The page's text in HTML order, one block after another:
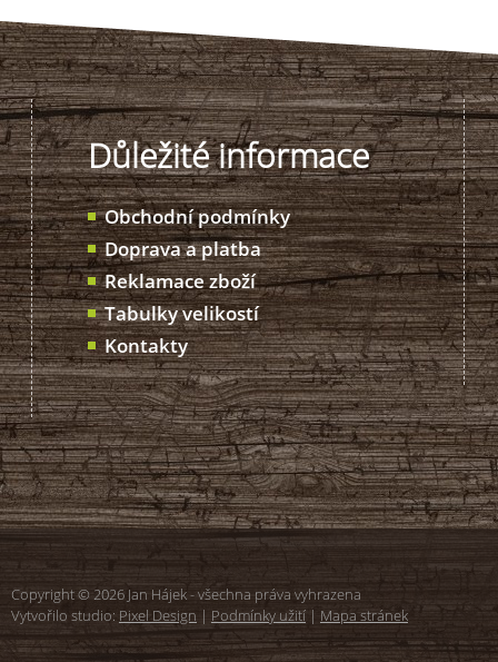
Důležité informace
Obchodní podmínky
Doprava a platba
Reklamace zboží
Tabulky velikostí
Kontakty
Copyright © 2026 Jan Hájek - všechna práva vyhrazena
Vytvořilo studio: Pixel Design | Podmínky užití | Mapa stránek